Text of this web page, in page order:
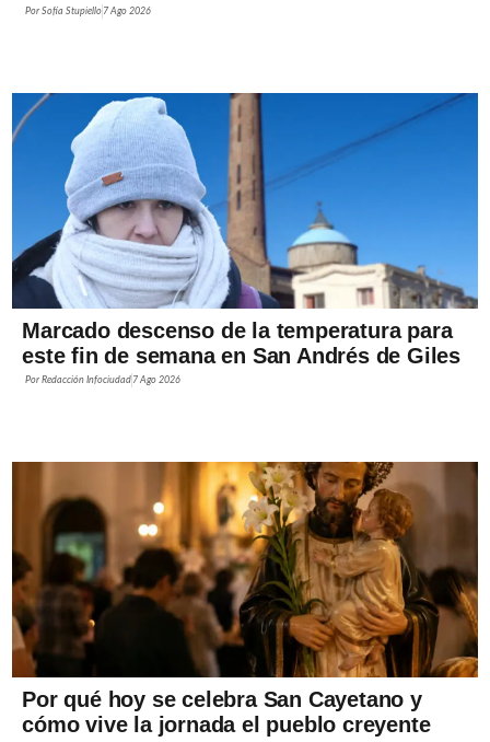
PorSofía Stupiello 7 Ago 2026
Marcado descenso de la temperatura para
este fin de semana en San Andrés de Giles
PorRedacción Infociudad 7 Ago 2026
Por qué hoy se celebra San Cayetano y
cómo vive la jornada el pueblo creyente